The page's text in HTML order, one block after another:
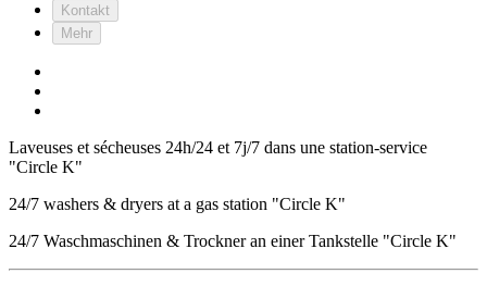
Kontakt
Mehr
Laveuses et sécheuses 24h/24 et 7j/7 dans une station-service
"Circle K"
24/7 washers & dryers at a gas station "Circle K"
24/7 Waschmaschinen & Trockner an einer Tankstelle "Circle K"